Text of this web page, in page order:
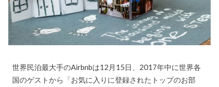
世界民泊最大手のAirbnbは12月15日、2017年中に世界各
国のゲストから「お気に入りに登録されたトップのお部